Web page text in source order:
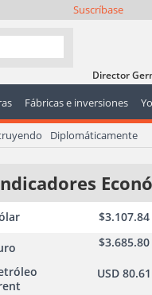
Suscríbase
Director
Fábricas e inversiones
Diplomáticamente
$3.107.84
$3.685.80
USD 80.61